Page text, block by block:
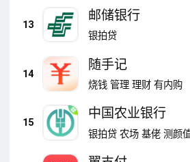
13
邮储银行
银拍贷
14
随手记
烧钱 管理 理财 有内购
15
中国农业银行
银拍贷 农场 基佬 测颜